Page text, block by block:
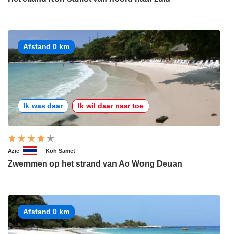
Afstand 0 km
Ik was daar Ik wil daar naar toe
Azië Koh Samet
Zwemmen op het strand van Ao Wong Deuan
Afstand 0 km